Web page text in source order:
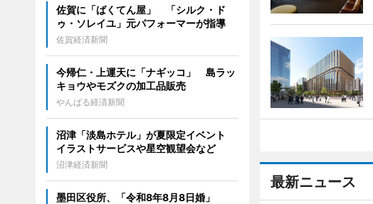
最新ニュース
佐賀に「ばくてん屋」 「シルク・ド
ゥ・ソレイユ」元パフォーマーが指導
佐賀経済新聞
今帰仁・上運天に「ナギッコ」 島ラッ
キョウやモズクの加工品販売
やんばる経済新聞
沼津「淡島ホテル」が夏限定イベント
イラストサービスや星空観望会など
沼津経済新聞
墨田区役所、「令和8年8月8日婚」